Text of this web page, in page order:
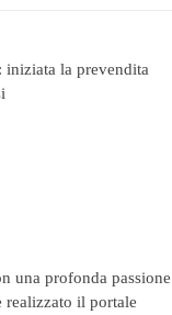
iniziata la prevendita
una profonda passione
realizzato il portale